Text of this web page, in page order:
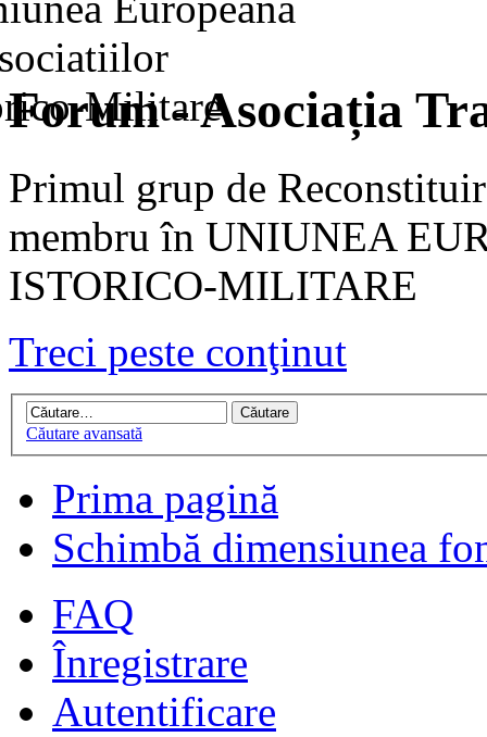
Forum - Asociația
Primul grup de
membru în UNIUNEA
ISTORICO-MILITARE
Treci peste conţinut
Căutare avansată
Prima pagină
Schimbă dimensiunea
FAQ
Înregistrare
Autentificare